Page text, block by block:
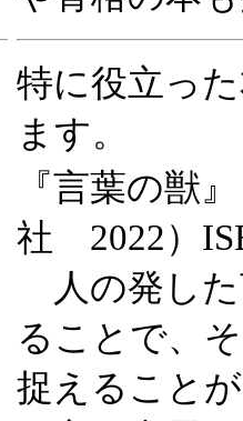
特に役立っ
ます。
『言葉の獣
社 2022）
人の発した
ることで、
捉えること